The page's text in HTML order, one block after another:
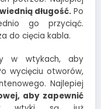
długość.Po
go przyciąć.
do cięcia kabla.
w wtykach, aby
wycięciu otworów,
Najlepiej
aby zapewnić